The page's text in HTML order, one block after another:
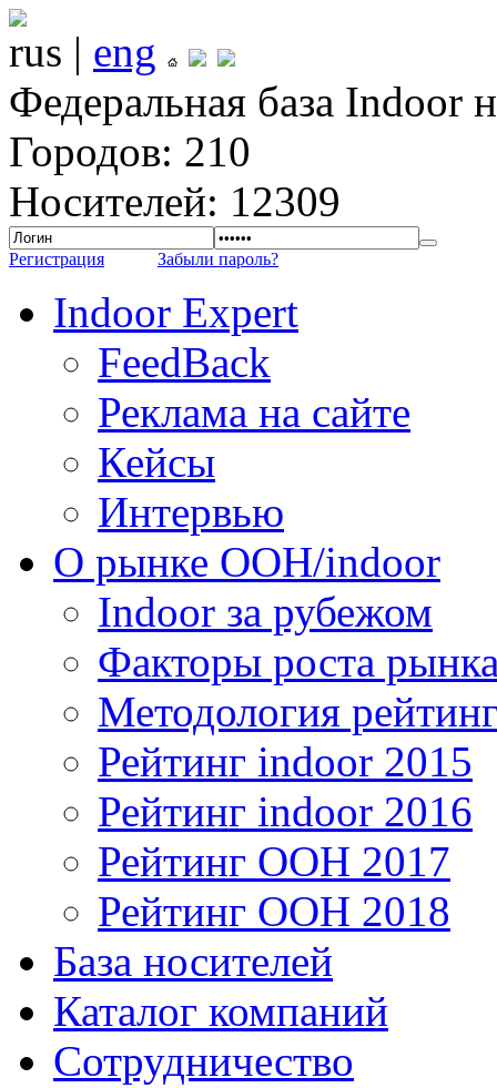
rus | eng
Федеральная база Indoor
Городов: 210
Носителей: 12309
Регистрация Забыли пароль?
Indoor Expert
FeedBack
Реклама на сайте
Кейсы
Интервью
О рынке OOH/indoor
Indoor за рубежом
Факторы роста
Методология
Рейтинг indoor 2015
Рейтинг indoor 2016
Рейтинг OOH 2017
Рейтинг OOH 2018
База носителей
Каталог компаний
Сотрудничество